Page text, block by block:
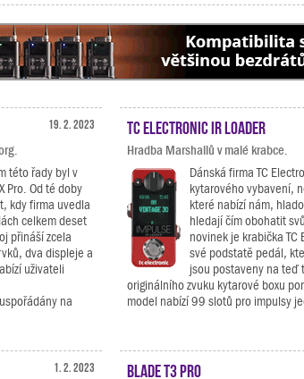
19. 2. 2023
této řady byl v
Pro. Od té doby
kdy firma uvedla
celkem deset
přináší zcela
dva displeje a
uživateli
na
TC Electronic IR Loader
Hradba Marshallů v malé krabce.
Dánská firma TC
kytarového vybavení,
které nabízí nám,
hledají čím obohatit
novinek je krabička TC
své podstatě pedál,
jsou postaveny na teď
originálního zvuku kytarové boxu
model nabízí 99 slotů pro impulsy
1. 2. 2023 Blade T3 Pro